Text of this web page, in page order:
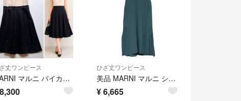
丈ワンピース
MARNI マルニ バイカラー ノースリーブ ワンピース プリーツ 38
8,300
ひざ丈ワンピース
美品 MARNI マルニ シルク100％ Vネック ノースリーブ ひざ丈 ワンピース サイズ40 ブルーグリーン レディース 古着 中古 USED
¥6,665